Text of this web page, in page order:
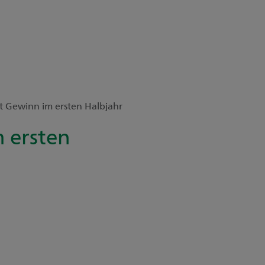
Gewinn im ersten Halbjahr
ersten